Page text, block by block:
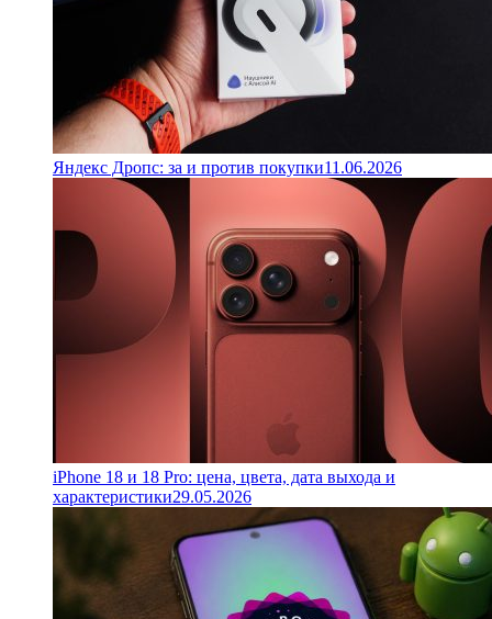
Яндекс Дропс: за и против покупки11.06.2026
iPhone 18 и 18 Pro: цена, цвета, дата выхода и
характеристики29.05.2026